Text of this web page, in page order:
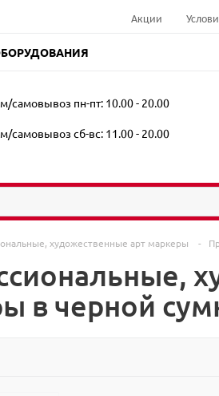
Акции
самовывоз пн-пт: 10.00 - 20.00
самовывоз сб-вс: 11.00 - 20.00
художественные арт маркеры -
в черной